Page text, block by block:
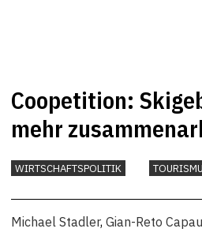
Coopetition:
mehr
WIRTSCHAFTSPOLITIK
Michael Stadler, Gian-Reto